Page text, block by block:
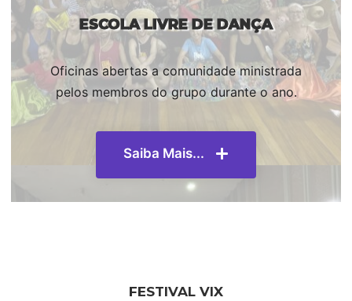
ESCOLA LIVRE DE DANÇA
Oficinas abertas a comunidade ministrada
pelos membros do grupo durante o ano.
Saiba Mais...
FESTIVAL VIX